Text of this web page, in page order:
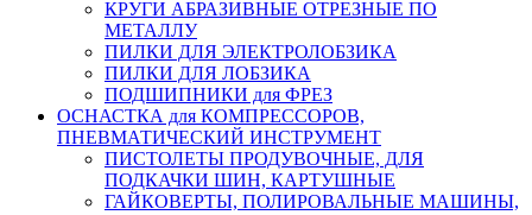
КРУГИ АБРАЗИВНЫЕ ОТРЕЗНЫЕ ПО
МЕТАЛЛУ
ПИЛКИ ДЛЯ ЭЛЕКТРОЛОБЗИКА
ПИЛКИ ДЛЯ ЛОБЗИКА
ПОДШИПНИКИ для ФРЕЗ
ОСНАСТКА для КОМПРЕССОРОВ,
ПНЕВМАТИЧЕСКИЙ ИНСТРУМЕНТ
ПИСТОЛЕТЫ ПРОДУВОЧНЫЕ, ДЛЯ
ПОДКАЧКИ ШИН, КАРТУШНЫЕ
ГАЙКОВЕРТЫ, ПОЛИРОВАЛЬНЫЕ МАШИНЫ,